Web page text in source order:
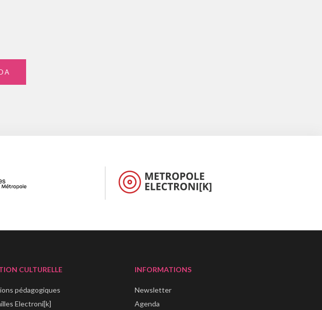
CULTURELLE
pédagogiques
Electroni[k]
INFORMATIONS
Newsletter
Agenda